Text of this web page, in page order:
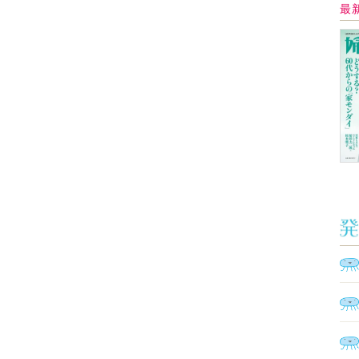
Ａ
く
催
ト
型
ヤ
モ